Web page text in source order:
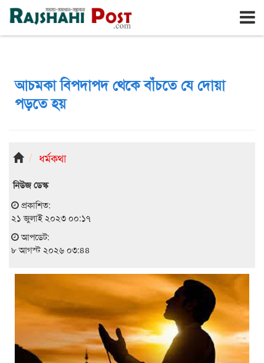
রাজশাহী শনিবার, ৮ই আগস্ট ২০২৬, ২৪শে শ্রাবণ ১৪৩৩
আচমকা বিপদাপদ থেকে বাঁচতে যে দোয়া
পড়তে হয়
ধর্মকথা
নিউজ ডেস্ক
প্রকাশিত:
২১ জুলাই ২০২৩ ০০:১৭
আপডেট:
৮ আগস্ট ২০২৬ ০৩:৪৪